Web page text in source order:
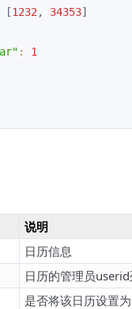
[1232 , 34353]
:
1
说明
日历信息
日历的管理员
是否将该日历设置